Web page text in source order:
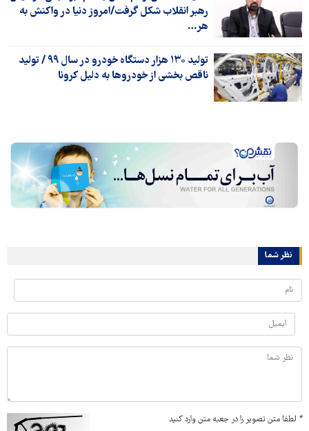
رهبر انقلاب شکل گرفت/امروز دنیا در واکنش به
هر…
تولید ۱۳۰ هزار دستگاه خودرو در سال ۹۹ / تولید
ناقص بخشی از خودروها به دلیل کرونا
نظر شما
* لطفا متن تصویر را در جعبه متن وارد کنید